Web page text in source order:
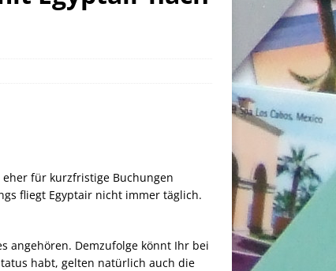
eher für kurzfristige Buchungen
fliegt Egyptair nicht immer täglich.
angehören. Demzufolge könnt Ihr bei
habt, gelten natürlich auch die